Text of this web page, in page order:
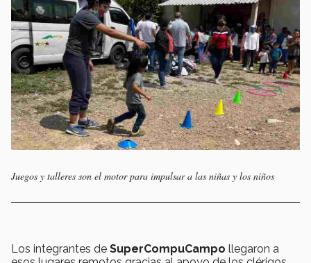
Juegos y talleres son el motor para impulsar a las niñas y los niños
Los integrantes de SuperCompuCampo llegaron a